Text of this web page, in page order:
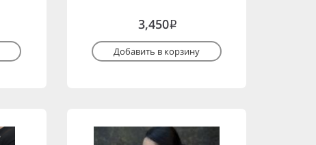
3,450i
Добавить в корзину